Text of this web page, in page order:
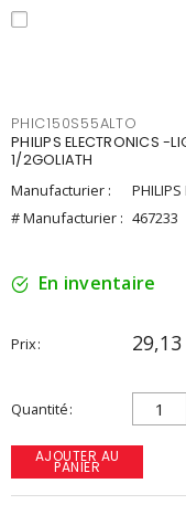
PHIC150S55ALTO
PHILIPS ELECTRONICS -
1/2GOLIATH
Manufacturier :
PHILIPS
# Manufacturier : 467233
En inventaire
Prix 29,13
Quantité
AJOUTER AU
PANIER